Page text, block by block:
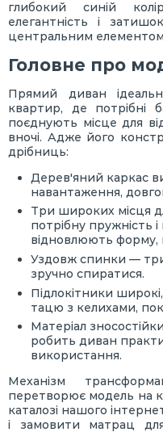
глибокий синій
елегантність і
центральним елементом
Головне про
Прямий диван
квартир, де потрібні
поєднують місце для
вночі. Адже його
дрібниць:
Дерев'яний каркас
навантаження,
Три широких місця
потрібну пружність
відновлюють форму,
Уздовж спинки —
зручно спиратися.
Підлокітники
тацю з келихами,
Матеріал
робить диван
використання.
Механізм
перетворює модель на
каталозі нашого
і замовити матрац